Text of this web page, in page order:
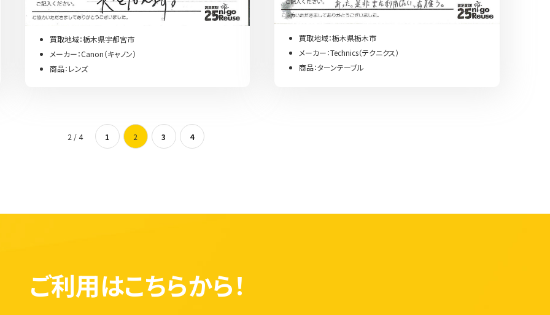
買取地域：栃木県宇都宮市
メーカー：Canon（キャノン）
商品：レンズ
買取地域：栃木県栃木市
メーカー：Technics（テクニクス）
商品：ターンテーブル
2 / 4 1 2 3 4
ご利用はこちらから！